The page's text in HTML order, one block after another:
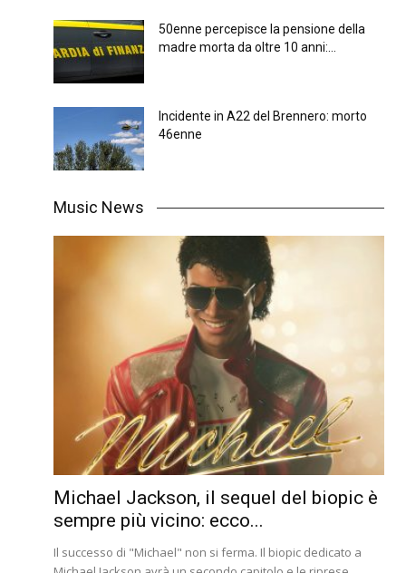
50enne percepisce la pensione della
madre morta da oltre 10 anni:...
Incidente in A22 del Brennero: morto
46enne
Music News
Michael Jackson, il sequel del biopic è
sempre più vicino: ecco...
Il successo di "Michael" non si ferma. Il biopic dedicato a